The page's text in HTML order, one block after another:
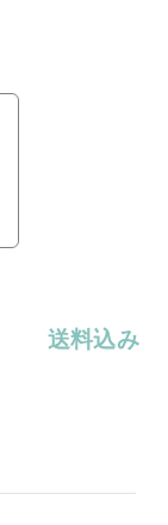
送料込み